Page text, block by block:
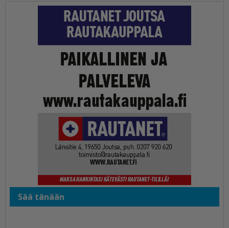
Sää tänään